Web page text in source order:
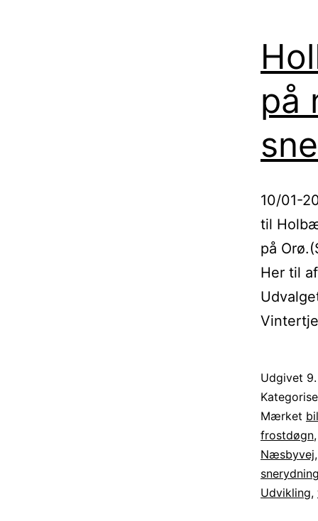
på
10/01-
til
på
Her til
Udgivet
Mærket
frostdøgn,
Næsbyvej,
Udvikling,